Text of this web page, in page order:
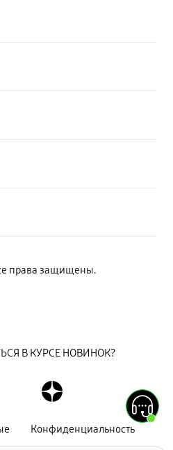
права защищены.
Конфиденциальность
В КУРСЕ НОВИНОК?